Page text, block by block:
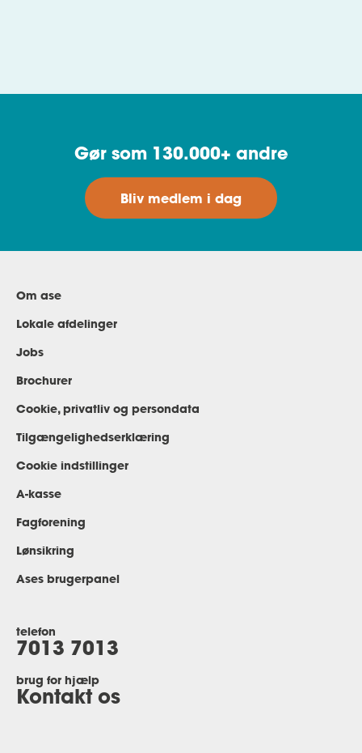
Gør som 130.000+ andre
Bliv medlem i dag
Om ase
Lokale afdelinger
Jobs
Brochurer
Cookie, privatliv og persondata
Tilgængelighedserklæring
Cookie indstillinger
A-kasse
Fagforening
Lønsikring
Ases brugerpanel
telefon
7013 7013
brug for hjælp
Kontakt os